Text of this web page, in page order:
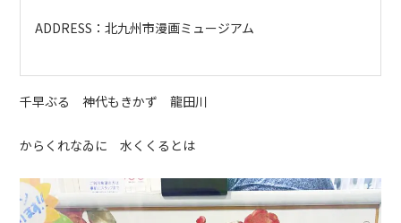
ADDRESS ：北九州市漫画ミュージアム
千早ぶる 神代もきかず 龍田川
からくれなゐに 水くくるとは